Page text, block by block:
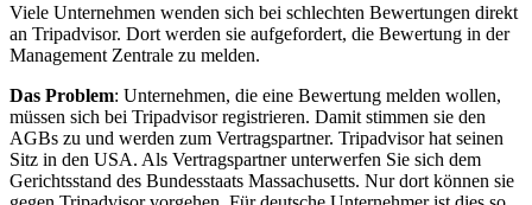
Viele Unternehmen wenden sich bei schlechten Bewertungen direkt
an Tripadvisor. Dort werden sie aufgefordert, die Bewertung in der
Management Zentrale zu melden.
Das Problem: Unternehmen, die eine Bewertung melden wollen,
müssen sich bei Tripadvisor registrieren. Damit stimmen sie den
AGBs zu und werden zum Vertragspartner. Tripadvisor hat seinen
Sitz in den USA. Als Vertragspartner unterwerfen Sie sich dem
Gerichtsstand des Bundesstaats Massachusetts. Nur dort können sie